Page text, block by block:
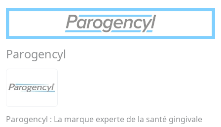
Parogencyl
Parogencyl : La marque experte de la santé gingivale